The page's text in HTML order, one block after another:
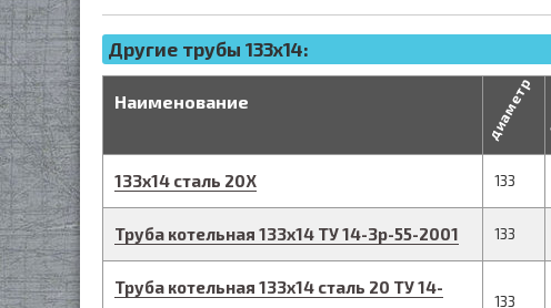
Другие трубы 133x14:
Наименование диаметр
133х14 сталь 20Х 133
Труба котельная 133х14 ТУ 14-3р-55-2001 133
Труба котельная 133х14 сталь 20 ТУ 14-
133